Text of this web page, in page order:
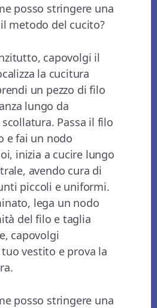
posso stringere una
metodo del cucito?
capovolgi il
la cucitura
un pezzo di filo
lungo da
Passa il filo
e fai un nodo
inizia a cucire lungo
avendo cura di
piccoli e uniformi.
lega un nodo
del filo e taglia
capovolgi
vestito e prova la
posso stringere una